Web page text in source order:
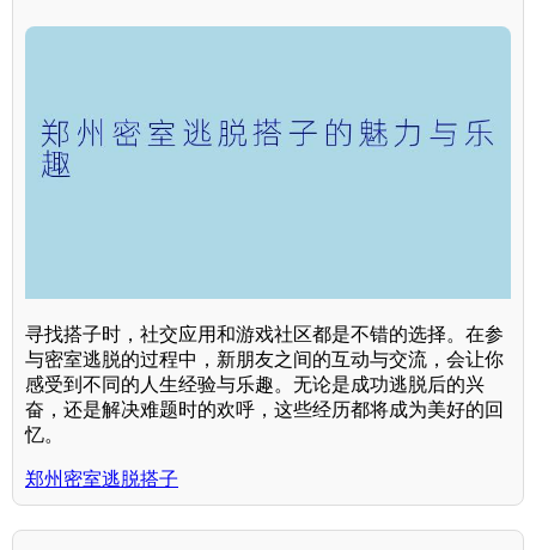
寻找搭子时，社交应用和游戏社区都是不错的选择。在参
与密室逃脱的过程中，新朋友之间的互动与交流，会让你
感受到不同的人生经验与乐趣。无论是成功逃脱后的兴
奋，还是解决难题时的欢呼，这些经历都将成为美好的回
忆。
郑州密室逃脱搭子